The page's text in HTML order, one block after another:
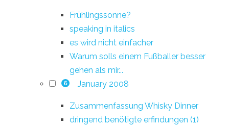
Frühlingssonne?
speaking in italics
es wird nicht einfacher
Warum solls einem Fußballer besser
gehen als mir...
6 January 2008
Zusammenfassung Whisky Dinner
dringend benötigte erfindungen (1)